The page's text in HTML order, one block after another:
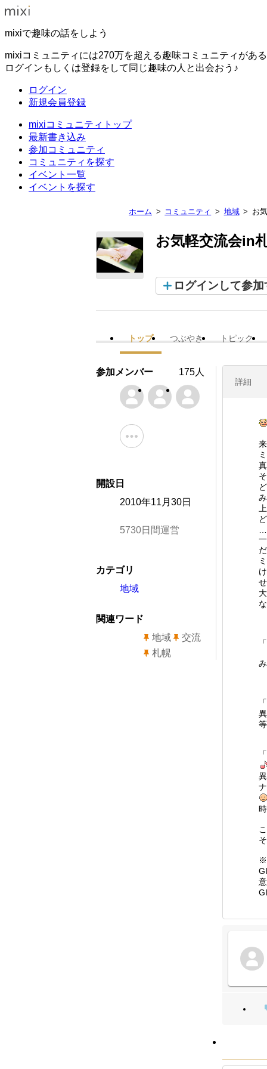
mixiで趣味の話をしよう
mixiコミュニティには270万を超える趣味コミュニティがあ
ログインもしくは登録をして同じ趣味の人と出会おう♪
ログイン
新規会員登録
mixiコミュニティトップ
最新書き込み
参加コミュニティ
コミュニティを探す
イベント一覧
イベントを探す
ホーム コミュニティ 地域 お
お気軽交流会in
ログインして参加
トップ つぶやき トピック
詳細
等
参加メンバー 175人
開設日
2010年11月30日
5730日間運営
カテゴリ
地域
関連ワード
地域
交流
札幌